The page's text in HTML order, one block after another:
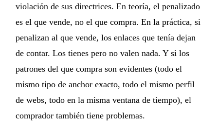
violación de sus directrices. En teoría, el penalizado
es el que vende, no el que compra. En la práctica, si
penalizan al que vende, los enlaces que tenía dejan
de contar. Los tienes pero no valen nada. Y si los
patrones del que compra son evidentes (todo el
mismo tipo de anchor exacto, todo el mismo perfil
de webs, todo en la misma ventana de tiempo), el
comprador también tiene problemas.